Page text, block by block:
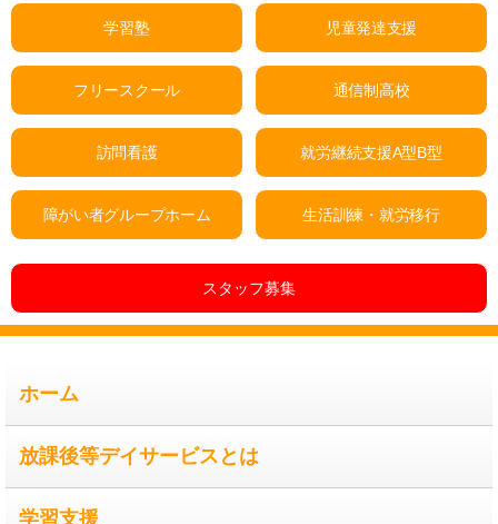
学習塾 児童発達支援
フリースクール 通信制高校
訪問看護 就労継続支援A型B型
障がい者グループホーム 生活訓練・就労移行
スタッフ募集
ホーム
放課後等デイサービスとは
学習支援